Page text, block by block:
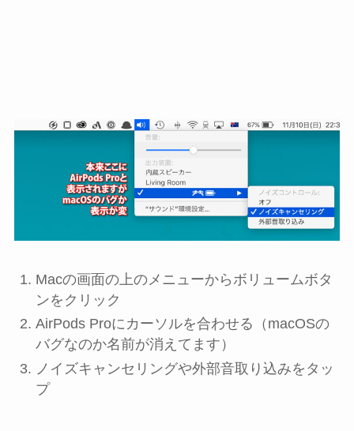
Macの画面の上のメニューからボリュームボタ
ンをクリック
AirPods Proにカーソルを合わせる（macOSの
バグなのか名前が消えてます）
ノイズキャンセリングや外部音取り込みをタッ
プ